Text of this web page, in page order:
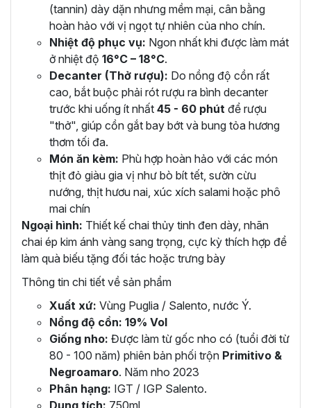
(tannin) dày dặn nhưng mềm mại, cân bằng
hoàn hảo với vị ngọt tự nhiên của nho chín.
Nhiệt độ phục vụ: Ngon nhất khi được làm mát
ở nhiệt độ 16°C – 18°C.
Decanter (Thở rượu): Do nồng độ cồn rất
cao, bắt buộc phải rót rượu ra bình decanter
trước khi uống ít nhất 45 - 60 phút để rượu
"thở", giúp cồn gắt bay bớt và bung tỏa hương
thơm tối đa.
Món ăn kèm: Phù hợp hoàn hảo với các món
thịt đỏ giàu gia vị như bò bít tết, sườn cừu
nướng, thịt hươu nai, xúc xích salami hoặc phô
mai chín
Ngoại hình: Thiết kế chai thủy tinh đen dày, nhãn
chai ép kim ánh vàng sang trọng, cực kỳ thích hợp để
làm quà biếu tặng đối tác hoặc trưng bày
Thông tin chi tiết về sản phẩm
Xuất xứ: Vùng Puglia / Salento, nước Ý.
Nồng độ cồn: 19% Vol
Giống nho: Được làm từ gốc nho có (tuổi đời từ
80 - 100 năm) phiên bản phối trộn Primitivo &
Negroamaro. Năm nho 2023
Phân hạng: IGT / IGP Salento.
Dung tích: 750ml